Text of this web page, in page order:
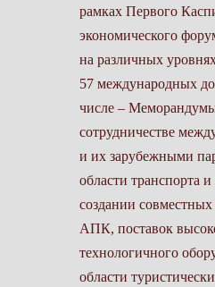
рамках Первого
экономического
на различных
57 международных
числе –
сотрудничестве
и их зарубежными
области транспорта
создании совместных
АПК, поставок
технологичного
области